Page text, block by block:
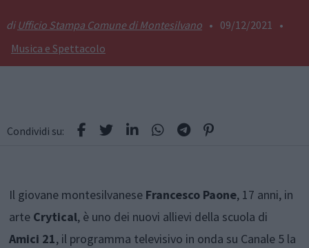
Ufficio Stampa Comune di Montesilvano • 09/12/2021
•
Musica e Spettacolo
Condividi su:
Il giovane montesilvanese Francesco Paone, 17 anni, in
arte Crytical, è uno dei nuovi allievi della scuola di
Amici 21, il programma televisivo in onda su Canale 5 la